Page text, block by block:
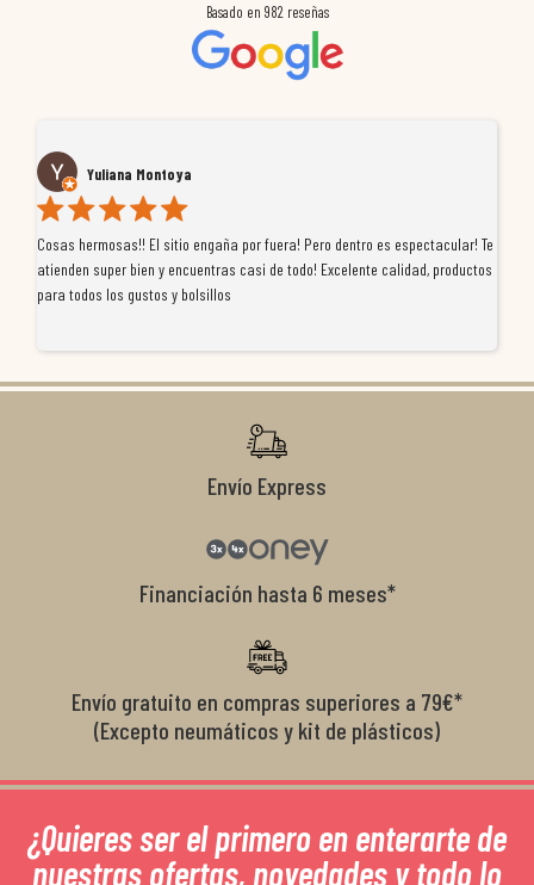
Basado en 982 reseñas
Yuliana Montoya
Cosas hermosas!! El sitio engaña por fuera! Pero dentro es espectacular! Te
atienden super bien y encuentras casi de todo! Excelente calidad, productos
para todos los gustos y bolsillos
Envío Express
Financiación hasta 6 meses*
Envío gratuito en compras superiores a 79€*
(Excepto neumáticos y kit de plásticos)
¿Quieres ser el primero en enterarte de
nuestras ofertas, novedades y todo lo